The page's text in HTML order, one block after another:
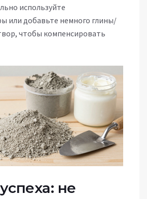
используйте
или добавьте немного глины/
чтобы компенсировать
не